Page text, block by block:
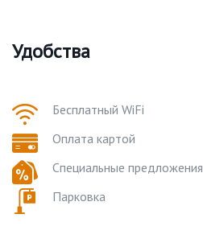
Удобства
Бесплатный WiFi
Оплата картой
Специальные предложения
Парковка